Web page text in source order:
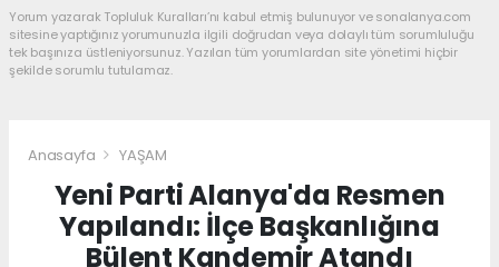
Yorum yazarak Topluluk Kuralları’nı kabul etmiş bulunuyor ve sonalanya.com
sitesine yaptığınız yorumunuzla ilgili doğrudan veya dolaylı tüm sorumluluğu
tek başınıza üstleniyorsunuz. Yazılan tüm yorumlardan site yönetimi hiçbir
şekilde sorumlu tutulamaz.
Anasayfa YAŞAM
Yeni Parti Alanya'da Resmen
Yapılandı: İlçe Başkanlığına
Bülent Kandemir Atandı